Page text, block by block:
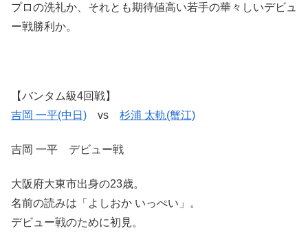
プロの洗礼か、それとも期待値高い若手の華々しいデビュ
ー戦勝利か。
【バンタム級4回戦】
吉岡 一平(中日) vs 杉浦 太軌(蟹江)
吉岡 一平 デビュー戦
大阪府大東市出身の23歳。
名前の読みは「よしおか いっぺい」。
デビュー戦のために初見。